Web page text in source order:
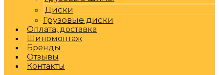
Диски
Грузовые диски
Оплата, доставка
Шиномонтаж
Бренды
Отзывы
Контакты